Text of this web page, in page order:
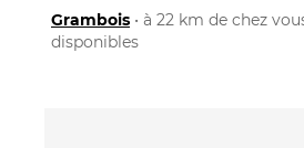
Grambois • à 22 km de chez
disponibles